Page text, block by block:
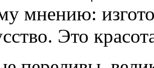
мнению:
Это